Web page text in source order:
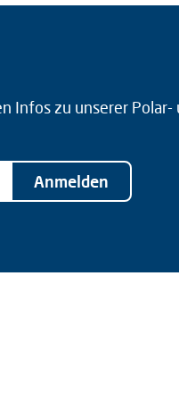
Infos zu unserer
Anmelden